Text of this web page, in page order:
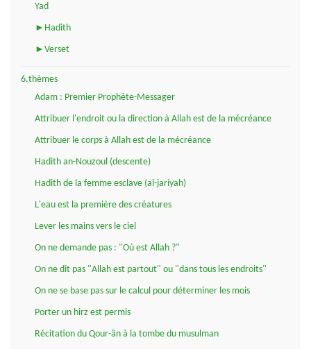
Yad
►Hadith
►Verset
6.thèmes
Adam : Premier Prophète-Messager
Attribuer l'endroit ou la direction à Allah est de la mécréance
Attribuer le corps à Allah est de la mécréance
Hadith an-Nouzoul (descente)
Hadith de la femme esclave (al-jariyah)
L'eau est la première des créatures
Lever les mains vers le ciel
On ne demande pas : "Où est Allah ?"
On ne dit pas "Allah est partout" ou "dans tous les endroits"
On ne se base pas sur le calcul pour déterminer les mois
Porter un hirz est permis
Récitation du Qour-ân à la tombe du musulman